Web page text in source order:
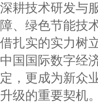
深耕技术研发与
障、绿色节能技
借扎实的实力树
中国国际数字经
定，更成为新众
升级的重要契机。